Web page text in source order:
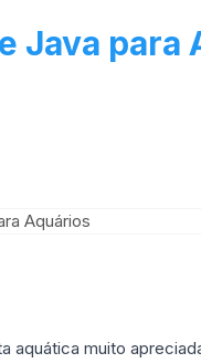
Java para
aquática muito